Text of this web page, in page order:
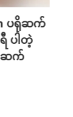
ပရိုဆက်
ပါတဲ့
ဆက်